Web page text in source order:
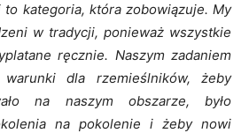
kategoria, która zobowiązuje. My
w tradycji, ponieważ wszystkie
ręcznie. Naszym zadaniem
dla rzemieślników, żeby
na naszym obszarze, było
na pokolenie i żeby nowi